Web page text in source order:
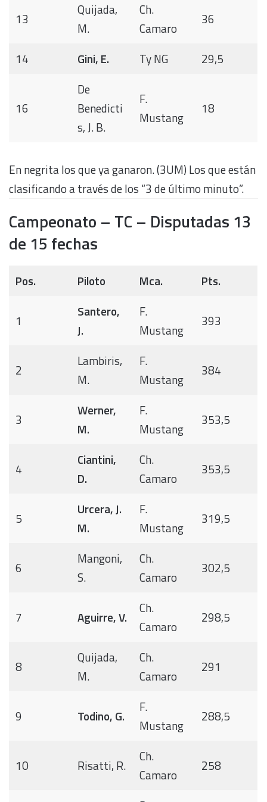
13
Quijada,
M.
Ch.
Camaro
36
14 Gini, E. Ty NG 29,5
16
De
Benedicti
s, J. B.
F.
Mustang
18
En negrita los que ya ganaron. (3UM) Los que están
clasificando a través de los “3 de último minuto”.
Campeonato – TC – Disputadas 13
de 15 fechas
Pos. Piloto Mca. Pts.
1
Santero,
J.
F.
Mustang
393
2
Lambiris,
M.
F.
Mustang
384
3
Werner,
M.
F.
Mustang
353,5
4
Ciantini,
D.
Ch.
Camaro
353,5
5
Urcera, J.
M.
F.
Mustang
319,5
6
Mangoni,
S.
Ch.
Camaro
302,5
7 Aguirre, V.
Ch.
Camaro
298,5
8
Quijada,
M.
Ch.
Camaro
291
9 Todino, G.
F.
Mustang
288,5
10 Risatti, R.
Ch.
Camaro
258